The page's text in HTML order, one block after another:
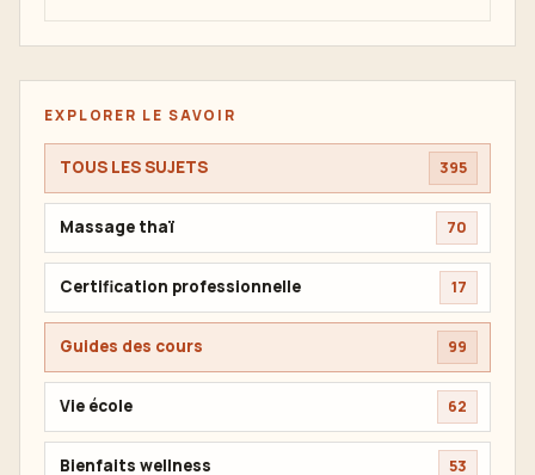
EXPLORER LE SAVOIR
TOUS LES SUJETS 395
Massage thaï 70
Certification professionnelle 17
Guides des cours 99
Vie école 62
Bienfaits wellness 53